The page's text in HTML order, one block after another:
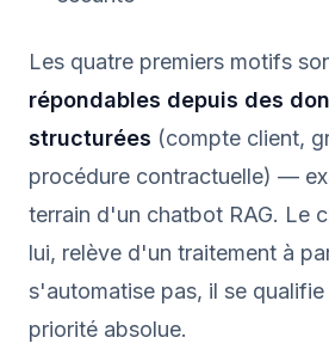
Les quatre premiers motifs
répondables depuis des
structurées (compte client,
procédure contractuelle) —
terrain d'un chatbot RAG. Le
lui, relève d'un traitement à
s'automatise pas, il se
priorité absolue.